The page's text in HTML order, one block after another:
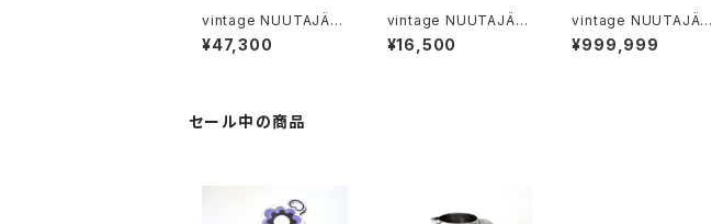
vintage NUUTAJÄR
VI 1428 vase XL / ヴ
ィンテージ ヌータヤルヴ
¥47,300
vintage NUUTAJÄR
VI 6625 CIGARO ash
tray / ヴィンテージ ヌ
¥16,500
vintage NUUTAJÄR
VI IGLU punch glass
green / ヴィンテージ
¥999,999
セール中の商品